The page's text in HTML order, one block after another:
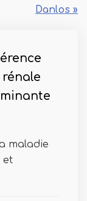
Danlos »
maladie
et